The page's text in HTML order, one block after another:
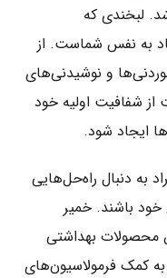
لبخندی که
به نفس شماست. از
و نوشیدنی‌های
از شفافیت اولیه خود
ایجاد شود.
به دنبال راه‌حل‌هایی
خود باشند. خمیر
محصولات بهداشتی
کمک فرمولاسیون‌های